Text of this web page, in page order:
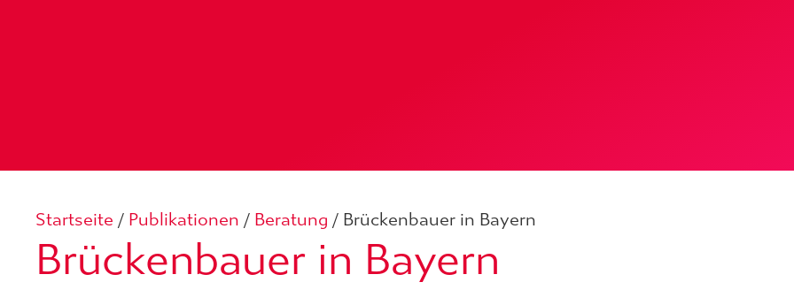
Startseite / Publikationen / Beratung / Brückenbauer in Bayern
Brückenbauer in Bayern